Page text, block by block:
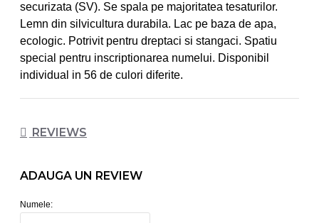
securizata (SV). Se spala pe majoritatea tesaturilor.
Lemn din silvicultura durabila. Lac pe baza de apa,
ecologic. Potrivit pentru dreptaci si stangaci. Spatiu
special pentru inscriptionarea numelui. Disponibil
individual in 56 de culori diferite.
REVIEWS
ADAUGA UN REVIEW
Numele: